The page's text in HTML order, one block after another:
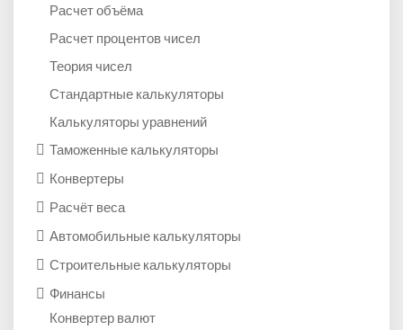
Расчет объёма
Расчет процентов чисел
Теория чисел
Стандартные калькуляторы
Калькуляторы уравнений
Таможенные калькуляторы
Конвертеры
Расчёт веса
Автомобильные калькуляторы
Строительные калькуляторы
Финансы
Конвертер валют